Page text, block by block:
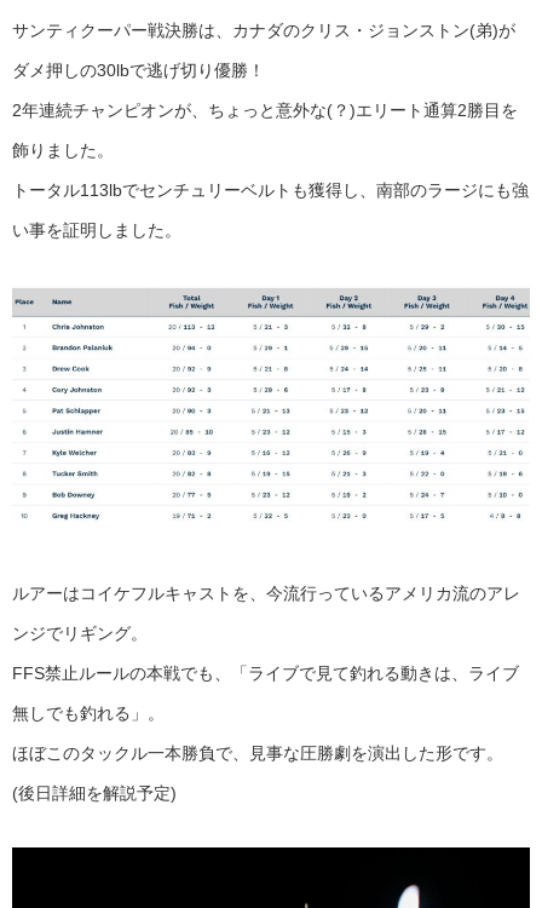
サンティクーパー戦決勝は、カナダのクリス・ジョンストン(弟)が
ダメ押しの30lbで逃げ切り優勝！
2年連続チャンピオンが、ちょっと意外な(？)エリート通算2勝目を
飾りました。
トータル113lbでセンチュリーベルトも獲得し、南部のラージにも強
い事を証明しました。
ルアーはコイケフルキャストを、今流行っているアメリカ流のアレ
ンジでリギング。
FFS禁止ルールの本戦でも、「ライブで見て釣れる動きは、ライブ
無しでも釣れる」。
ほぼこのタックル一本勝負で、見事な圧勝劇を演出した形です。
(後日詳細を解説予定)